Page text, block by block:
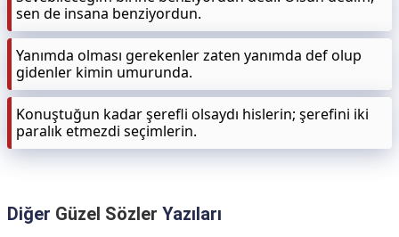
sen de insana benziyordun.
Yanımda olması gerekenler zaten yanımda def olup
gidenler kimin umurunda.
Konuştuğun kadar şerefli olsaydı hislerin; şerefini iki
paralık etmezdi seçimlerin.
Diğer Güzel Sözler Yazıları